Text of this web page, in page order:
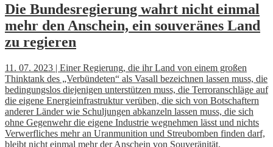
Die Bundesregierung wahrt nicht einmal
mehr den Anschein, ein souveränes Land
zu regieren
11. 07. 2023 | Einer Regierung, die ihr Land von einem großen
Thinktank des „Verbündeten“ als Vasall bezeichnen lassen muss, die
bedingungslos diejenigen unterstützen muss, die Terroranschläge auf
die eigene Energieinfrastruktur verüben, die sich von Botschaftern
anderer Länder wie Schuljungen abkanzeln lassen muss, die sich
ohne Gegenwehr die eigene Industrie wegnehmen lässt und nichts
Verwerfliches mehr an Uranmunition und Streubomben finden darf,
bleibt nicht einmal mehr der Anschein von Souveränität.